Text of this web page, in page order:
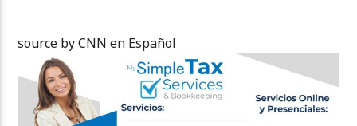
source by CNN en Español